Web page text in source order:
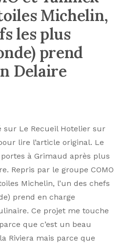
Michelin,
les plus
prend
Delaire
Le Recueil Hotelier sur
lire l’article original. Le
à Grimaud après plus
Repris par le groupe COMO
Michelin, l’un des chefs
prend en charge
Ce projet me touche
que c’est un beau
Riviera mais parce que